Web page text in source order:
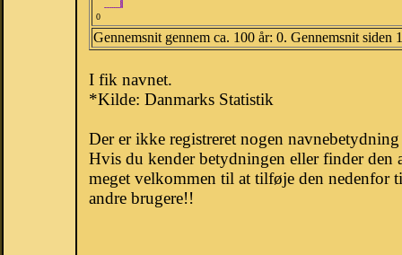
0
Gennemsnit gennem ca. 100 år: 0. Gennemsnit siden
I fik navnet.
*Kilde: Danmarks Statistik
Der er ikke registreret nogen
Hvis du kender betydningen eller finder den
meget velkommen til at tilføje den nedenfor
andre brugere!!